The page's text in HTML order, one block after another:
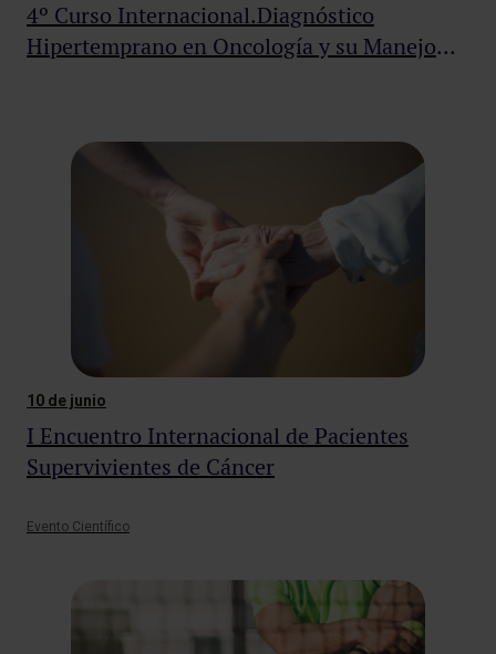
4º Curso Internacional.Diagnóstico
Hipertemprano en Oncología y su Manejo
10 de junio
I Encuentro Internacional de Pacientes
Supervivientes de Cáncer
Evento Científico